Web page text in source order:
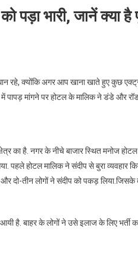
पड़ा भारी, जानें क्या है
रहे, क्योंकि अगर आप खाना खाते हुए कुछ
पापड़ मांगने पर होटल के मालिक ने डंडे और रॉड
का है. नगर के नीचे बाजार स्थित मनोज
पहले होटल मालिक ने संदीप से बुरा व्यवहार
दो-तीन लोगों ने संदीप को पकड़
है. बाहर के लोगों ने उसे इलाज के लिए